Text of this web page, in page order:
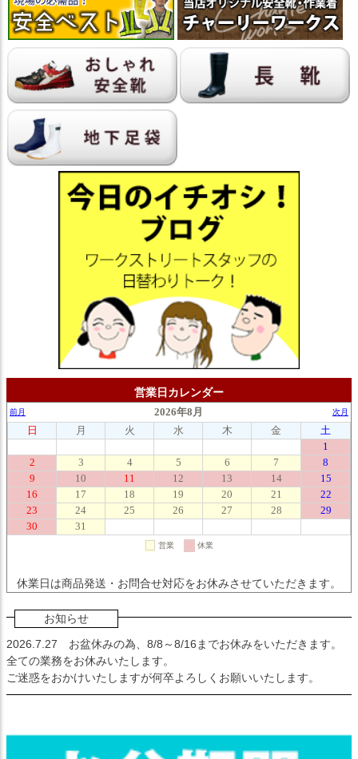
営業日カレンダー
休業日は商品発送・お問合せ対応をお休みさせていただきます。
お知らせ
2026.7.27 お盆休みの為、8/8～8/16までお休みをいただきます。
全ての業務をお休みいたします。
ご迷惑をおかけいたしますが何卒よろしくお願いいたします。